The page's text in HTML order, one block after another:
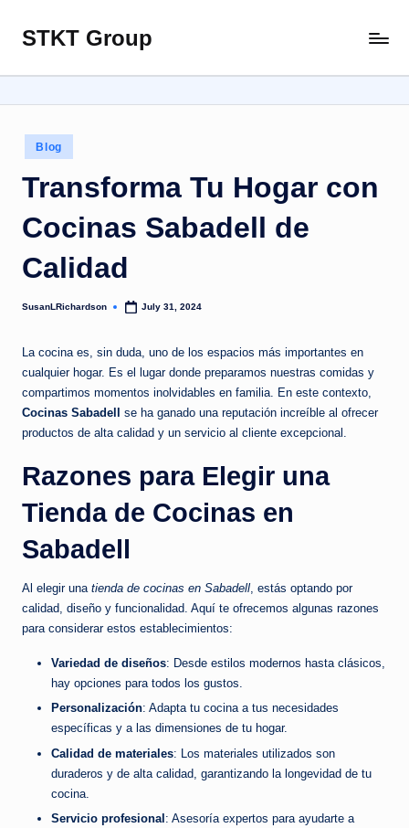
Skip
content
STKT Group
with
Every
Sphere
Posted
in
Blog
Transforma Tu Hogar con
Cocinas Sabadell de
Calidad
Posted
SusanLRichardson July 31, 2024
La cocina es, sin duda, uno de los espacios más importantes en
cualquier hogar. Es el lugar donde preparamos nuestras comidas y
compartimos momentos inolvidables en familia. En este contexto,
Cocinas Sabadell
se ha ganado una reputación increíble al ofrecer
productos de alta calidad y un servicio al cliente excepcional.
Razones para Elegir una
Tienda de Cocinas en
Sabadell
Al elegir una tienda de cocinas en Sabadell, estás optando por
calidad, diseño y funcionalidad. Aquí te ofrecemos algunas razones
para considerar estos establecimientos:
Variedad de diseños: Desde estilos modernos hasta clásicos,
hay opciones para todos los gustos.
Personalización: Adapta tu cocina a tus necesidades
específicas y a las dimensiones de tu hogar.
Calidad de materiales: Los materiales utilizados son
duraderos y de alta calidad, garantizando la longevidad de tu
cocina.
Servicio profesional: Asesoría expertos para ayudarte a